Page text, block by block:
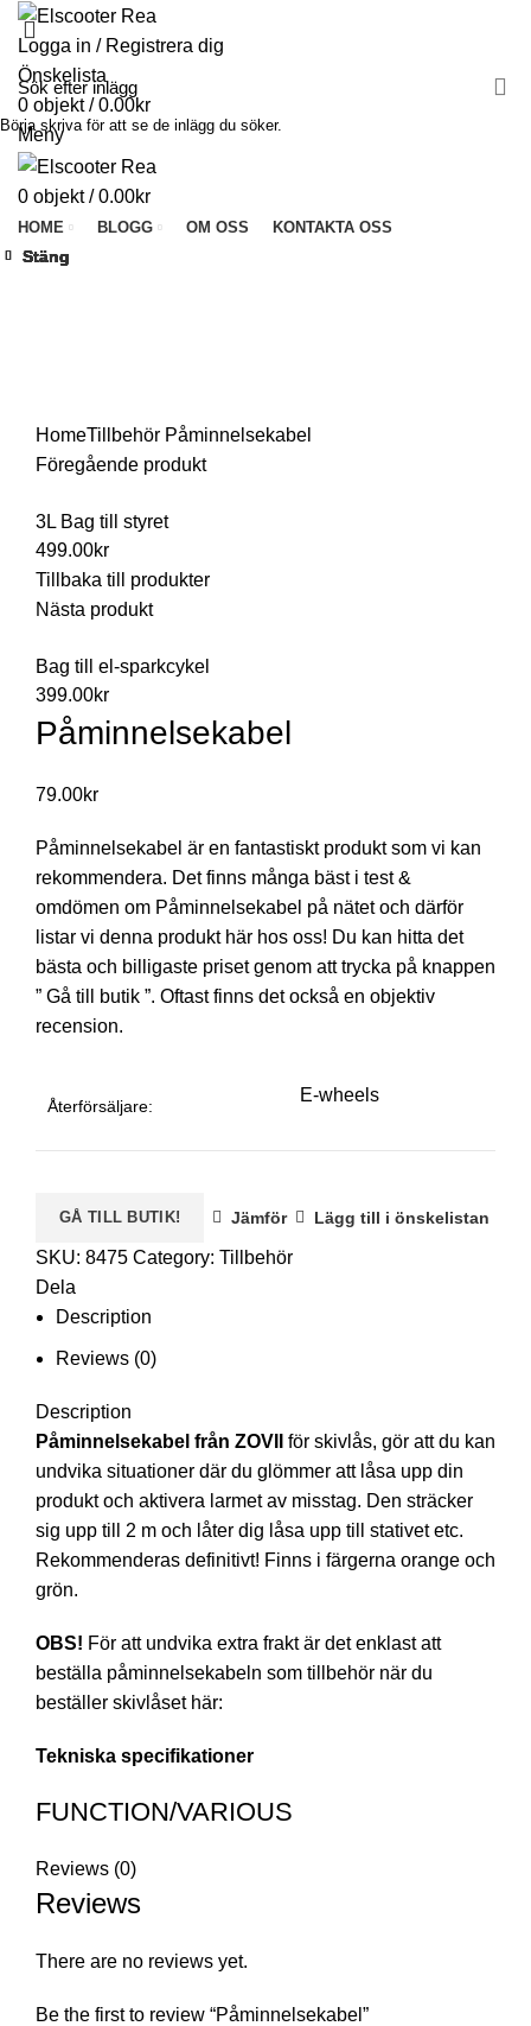
Logga in / Registrera dig
Önskelista
0 objekt / 0.00kr
Meny
0 objekt / 0.00kr
HOME BLOGG OM OSS KONTAKTA OSS
HomeTillbehör Påminnelsekabel
Föregående produkt
3L Bag till styret
499.00kr
Tillbaka till produkter
Nästa produkt
Bag till el-sparkcykel
399.00kr
Påminnelsekabel
79.00kr
Påminnelsekabel är en fantastiskt produkt som vi kan
rekommendera. Det finns många bäst i test &
omdömen om Påminnelsekabel på nätet och därför
listar vi denna produkt här hos oss! Du kan hitta det
bästa och billigaste priset genom att trycka på knappen
” Gå till butik ”. Oftast finns det också en objektiv
recension.
Återförsäljare:
E-wheels
GÅ TILL BUTIK! Jämför Lägg till i önskelistan
SKU: 8475 Category: Tillbehör
Dela
Description
Reviews (0)
Description
Påminnelsekabel från ZOVII
för skivlås, gör att du kan
undvika situationer där du glömmer att låsa upp din
produkt och aktivera larmet av misstag. Den sträcker
sig upp till 2 m och låter dig låsa upp till stativet etc.
Rekommenderas definitivt! Finns i färgerna orange och
grön.
OBS! För att undvika extra frakt är det enklast att
beställa påminnelsekabeln som tillbehör när du
beställer skivlåset här:
Tekniska specifikationer
FUNCTION/VARIOUS
Reviews (0)
Reviews
There are no reviews yet.
Be the first to review “Påminnelsekabel”
Stäng
Stäng
Stäng
Stäng
Stäng
Stäng
Stäng
Stäng
Börja skriva för att se de inlägg du söker.